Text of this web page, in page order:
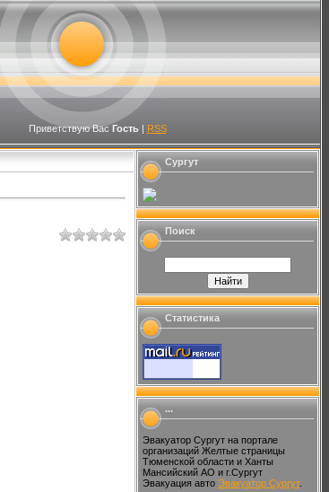
Приветствую Вас Гость| RSS
Сургут
Поиск
Статистика
...
Эвакуатор Сургут на портале
организаций Желтые страницы
Тюменской области и Ханты
Мансийский АО и г.Сургут
Эвакуация авто Эвакуатор Сургут.